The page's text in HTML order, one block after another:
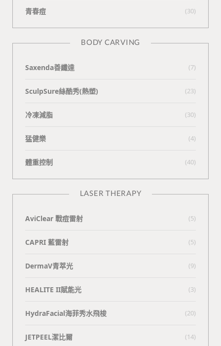
青春痘 (30)
BODY CARVING
Saxenda善纖達 (7)
SculpSure絲酷秀(熱塑) (23)
冷凍減脂 (30)
猛健樂 (4)
體重控制 (40)
LASER THERAPY
AviClear 戰痘雷射 (5)
CAPRI 藍雷射 (5)
DermaV青萃光 (9)
HEALITE II賦能光 (3)
HydraFacial海菲秀水飛梭 (20)
JETPEEL潔比爾 (14)